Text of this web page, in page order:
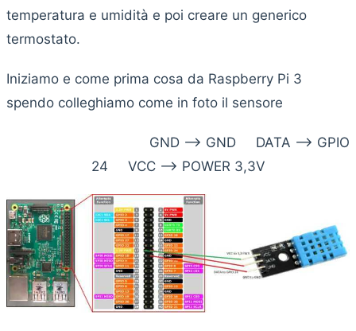
temperatura e umidità e poi creare un generico
termostato.
Iniziamo e come prima cosa da Raspberry Pi 3
spendo colleghiamo come in foto il sensore
GND —> GND DATA —> GPIO
24 VCC —> POWER 3,3V